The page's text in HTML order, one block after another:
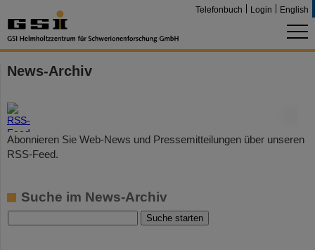
Telefonbuch Login English
News-Archiv
Abonnieren Sie Web-News und Pressemitteilungen über unseren
RSS-Feed.
Suche im News-Archiv